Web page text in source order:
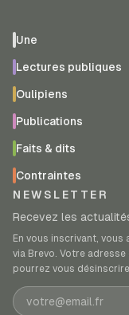
Une
Lectures publiques
Oulipiens
Publications
Faits & dits
Contraintes
NEWSLETTER
Recevez les
En vous inscrivant,
via Brevo. Votre
pourrez vous
Adresse e-mail